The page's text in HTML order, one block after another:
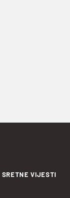
SRETNE VIJESTI